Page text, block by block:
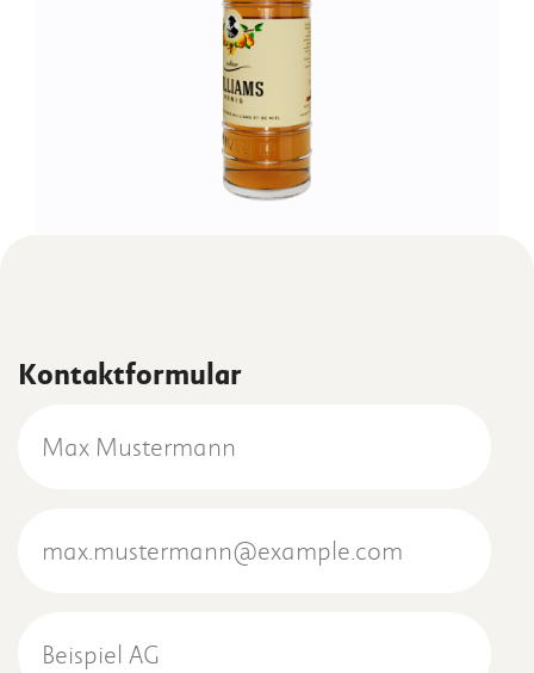
Kontaktformular